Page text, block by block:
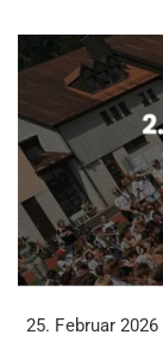
25. Februar 2026